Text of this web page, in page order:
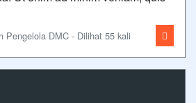
Pengelola DMC - Dilihat 55 kali